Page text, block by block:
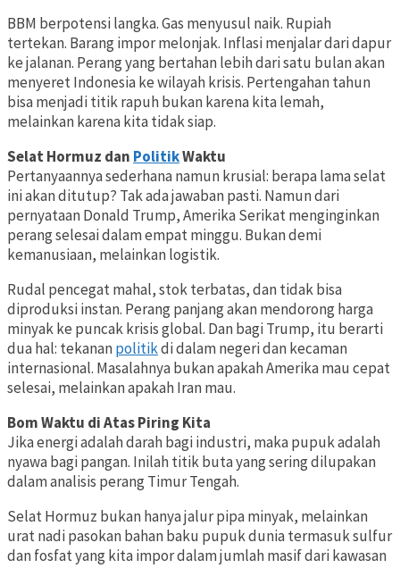
BBM berpotensi langka. Gas menyusul naik. Rupiah
tertekan. Barang impor melonjak. Inflasi menjalar dari dapur
ke jalanan. Perang yang bertahan lebih dari satu bulan akan
menyeret Indonesia ke wilayah krisis. Pertengahan tahun
bisa menjadi titik rapuh bukan karena kita lemah,
melainkan karena kita tidak siap.
Selat Hormuz dan PolitikWaktu
Pertanyaannya sederhana namun krusial: berapa lama selat
ini akan ditutup? Tak ada jawaban pasti. Namun dari
pernyataan Donald Trump, Amerika Serikat menginginkan
perang selesai dalam empat minggu. Bukan demi
kemanusiaan, melainkan logistik.
Rudal pencegat mahal, stok terbatas, dan tidak bisa
diproduksi instan. Perang panjang akan mendorong harga
minyak ke puncak krisis global. Dan bagi Trump, itu berarti
dua hal: tekananpolitikdi dalam negeri dan kecaman
internasional. Masalahnya bukan apakah Amerika mau cepat
selesai, melainkan apakah Iran mau.
Bom Waktu di Atas Piring Kita
Jika energi adalah darah bagi industri, maka pupuk adalah
nyawa bagi pangan. Inilah titik buta yang sering dilupakan
dalam analisis perang Timur Tengah.
Selat Hormuz bukan hanya jalur pipa minyak, melainkan
urat nadi pasokan bahan baku pupuk dunia termasuk sulfur
dan fosfat yang kita impor dalam jumlah masif dari kawasan